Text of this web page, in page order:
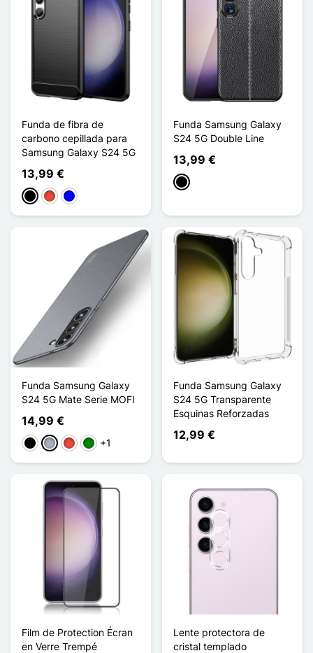
Funda de fibra de
carbono cepillada para
Samsung Galaxy S24 5G
13,99 €
NegroRojoAzul
Funda Samsung Galaxy
S24 5G Double Line
13,99 €
Negro
Funda Samsung Galaxy
S24 5G Mate Serie MOFI
14,99 €
Negro
Gris RojoVerde
+1
Funda Samsung Galaxy
S24 5G Transparente
Esquinas Reforzadas
12,99 €
Film de Protection Écran
en Verre Trempé
Lente protectora de
cristal templado